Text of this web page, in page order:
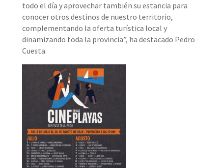
todo el día y aprovechar también su estancia para
conocer otros destinos de nuestro territorio,
complementando la oferta turística local y
dinamizando toda la provincia”, ha destacado Pedro
Cuesta.